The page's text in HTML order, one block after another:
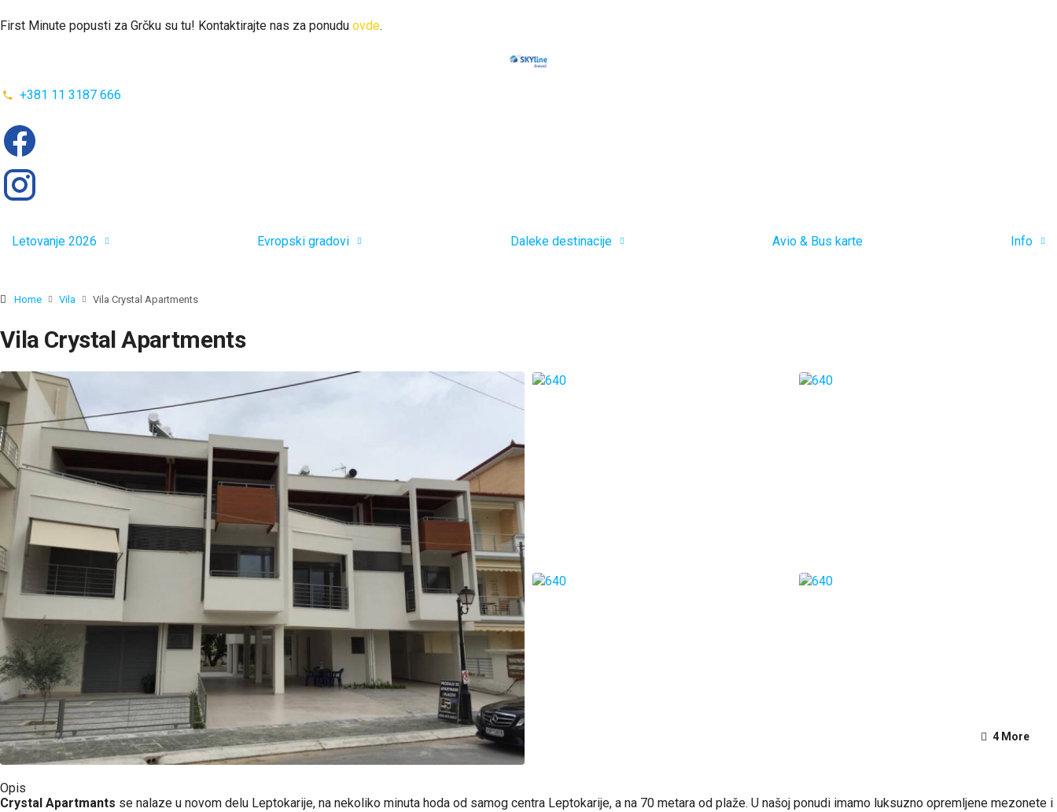
First Minute popusti za Grčku su tu! Kontaktirajte nas za ponudu ovde.
+381 11 3187 666
Letovanje 2026 Evropski gradovi Daleke destinacije Avio & Bus karte Info
Home Vila Vila Crystal Apartments
Vila Crystal Apartments
4 More
Opis
Crystal Apartmants se nalaze u novom delu Leptokarije, na nekoliko minuta hoda od samog centra Leptokarije, a na 70 metara od plaže. U našoj ponudi imamo luksuzno opremljene mezonete i